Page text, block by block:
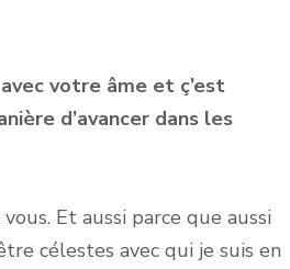
votre âme et ç’est
d’avancer dans les
Et aussi parce que aussi
célestes avec qui je suis en